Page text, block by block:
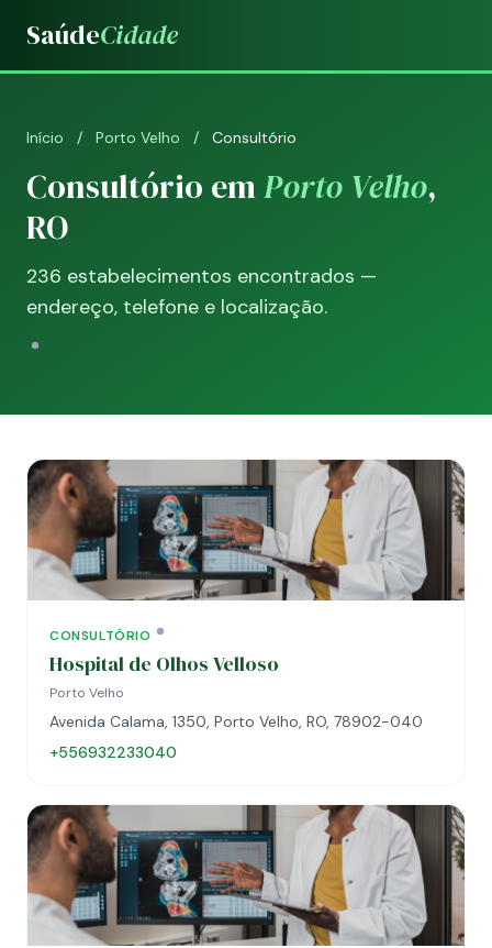
SaúdeCidade
Início / Porto Velho / Consultório
Consultório emPorto Velho,
RO
236 estabelecimentos encontrados —
endereço, telefone e localização.
CONSULTÓRIO
Hospital de Olhos Velloso
Porto Velho
Avenida Calama, 1350, Porto Velho, RO, 78902-040
+556932233040